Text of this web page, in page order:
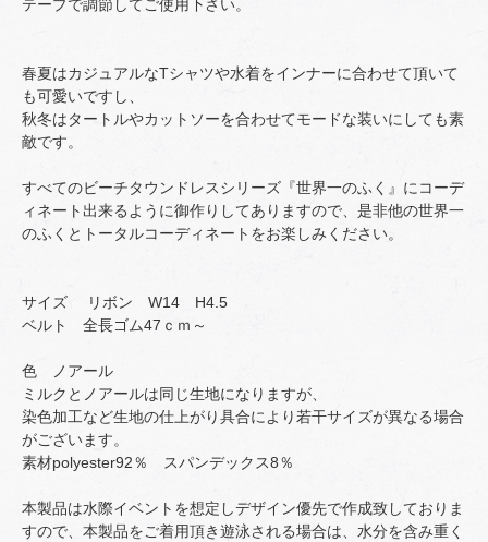
テープで調節してご使用下さい。
春夏はカジュアルなTシャツや水着をインナーに合わせて頂いて
も可愛いですし、
秋冬はタートルやカットソーを合わせてモードな装いにしても素
敵です。
すべてのビーチタウンドレスシリーズ『世界一のふく』にコーデ
ィネート出来るように御作りしてありますので、是非他の世界一
のふくとトータルコーディネートをお楽しみください。
サイズ リボン W14 H4.5
ベルト 全長ゴム47ｃｍ～
色 ノアール
ミルクとノアールは同じ生地になりますが、
染色加工など生地の仕上がり具合により若干サイズが異なる場合
がございます。
素材polyester92％ スパンデックス8％
本製品は水際イベントを想定しデザイン優先で作成致しておりま
すので、本製品をご着用頂き遊泳される場合は、水分を含み重く